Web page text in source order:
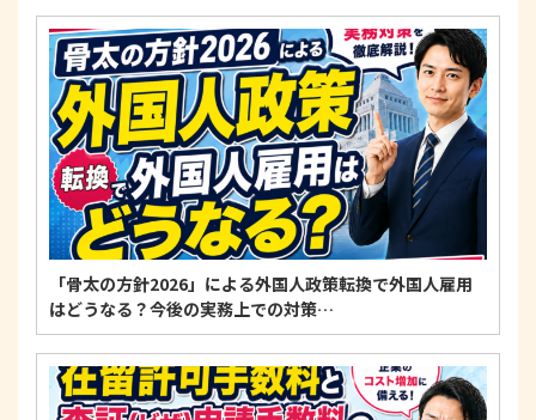
「骨太の方針2026」による外国人政策転換で外国人雇用
はどうなる？今後の実務上での対策…